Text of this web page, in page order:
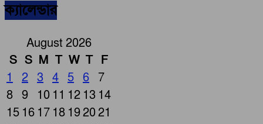
ক্যালেন্ডার
August 2026
S S M T W T F
1
2 3 4 5 6
7
8 9 10 11 12 13 14
15 16 17 18 192021